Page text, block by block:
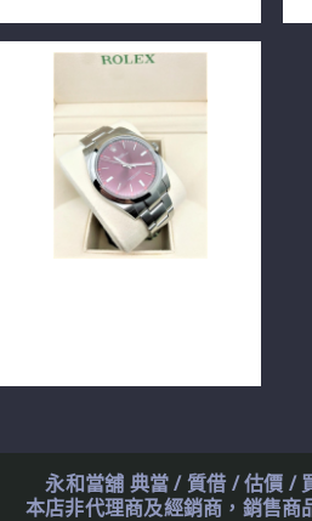
永和當舖 典當 / 質借 / 估價 /
本店非代理商及經銷商，銷售商